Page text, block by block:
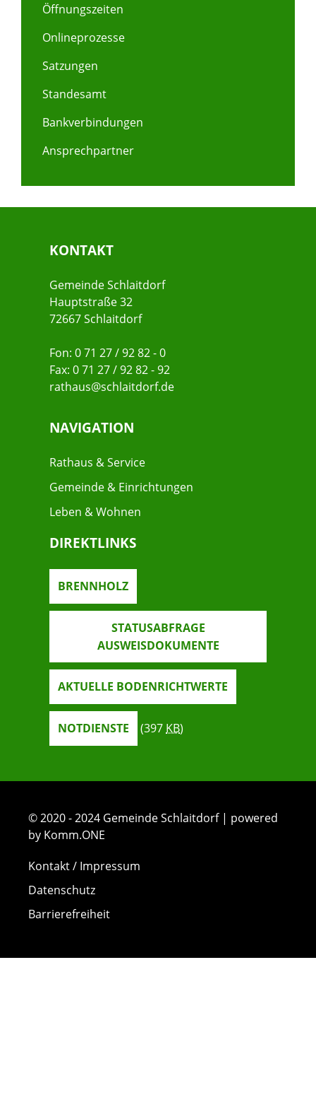
Öffnungszeiten
Onlineprozesse
Satzungen
Standesamt
Bankverbindungen
Ansprechpartner
KONTAKT
Gemeinde Schlaitdorf
Hauptstraße 32
72667 Schlaitdorf
Fon: 0 71 27 / 92 82 - 0
Fax: 0 71 27 / 92 82 - 92
rathaus@schlaitdorf.de
NAVIGATION
Rathaus & Service
Gemeinde & Einrichtungen
Leben & Wohnen
DIREKTLINKS
BRENNHOLZ
STATUSABFRAGE
AUSWEISDOKUMENTE
AKTUELLE BODENRICHTWERTE
NOTDIENSTE (397 KB)
© 2020 - 2024 Gemeinde Schlaitdorf | powered
by Komm.ONE
Kontakt / Impressum
Datenschutz
Barrierefreiheit